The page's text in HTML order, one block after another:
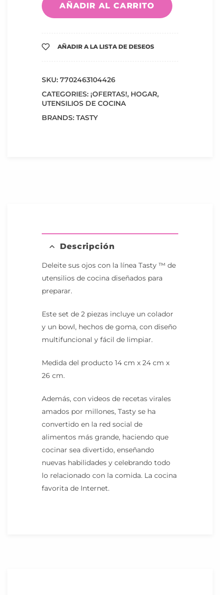
AÑADIR AL CARRITO
AÑADIR A LA LISTA DE DESEOS
SKU: 7702463104426
CATEGORIES: ¡OFERTAS!, HOGAR,
UTENSILIOS DE COCINA
BRANDS: TASTY
Descripción
Deleite sus ojos con la línea Tasty ™ de
utensilios de cocina diseñados para
preparar.
Este set de 2 piezas incluye un colador
y un bowl, hechos de goma, con diseño
multifuncional y fácil de limpiar.
Medida del producto 14 cm x 24 cm x
26 cm.
Además, con videos de recetas virales
amados por millones, Tasty se ha
convertido en la red social de
alimentos más grande, haciendo que
cocinar sea divertido, enseñando
nuevas habilidades y celebrando todo
lo relacionado con la comida. La cocina
favorita de Internet.